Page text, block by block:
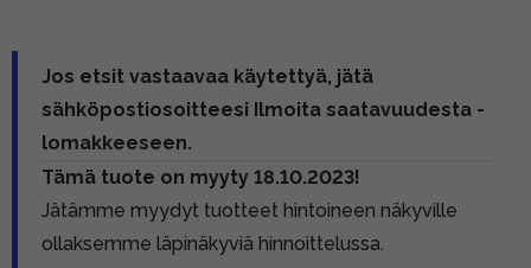
Jos etsit vastaavaa käytettyä, jätä
sähköpostiosoitteesi Ilmoita saatavuudesta -
lomakkeeseen.
Tämä tuote on myyty 18.10.2023!
Jätämme myydyt tuotteet hintoineen näkyville
ollaksemme läpinäkyviä hinnoittelussa.